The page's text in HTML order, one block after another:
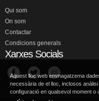
Qui som
On som
Contactar
Condicions generals
Xarxes Socials
Aquest lloc web emmagatzema
necessària de el lloc, inclosos
configuració en qualsevol moment o